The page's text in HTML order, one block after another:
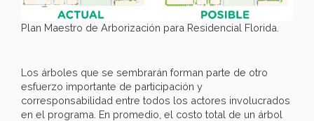
Plan Maestro de Arborización para Residencial Florida.
Los árboles que se sembrarán forman parte de otro
esfuerzo importante de participación y
corresponsabilidad entre todos los actores involucrados
en el programa. En promedio, el costo total de un árbol